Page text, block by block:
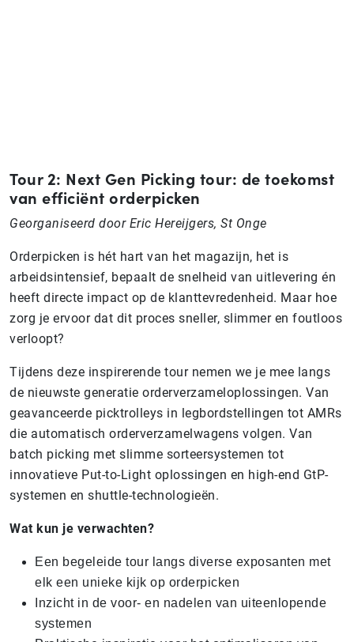
Tour 2: Next Gen Picking tour: de toekomst
van efficiënt orderpicken
Georganiseerd door Eric Hereijgers, St Onge
Orderpicken is hét hart van het magazijn, het is
arbeidsintensief, bepaalt de snelheid van uitlevering én
heeft directe impact op de klanttevredenheid. Maar hoe
zorg je ervoor dat dit proces sneller, slimmer en foutloos
verloopt?
Tijdens deze inspirerende tour nemen we je mee langs
de nieuwste generatie orderverzameloplossingen. Van
geavanceerde picktrolleys in legbordstellingen tot AMRs
die automatisch orderverzamelwagens volgen. Van
batch picking met slimme sorteersystemen tot
innovatieve Put-to-Light oplossingen en high-end GtP-
systemen en shuttle-technologieën.
Wat kun je verwachten?
Een begeleide tour langs diverse exposanten met
elk een unieke kijk op orderpicken
Inzicht in de voor- en nadelen van uiteenlopende
systemen